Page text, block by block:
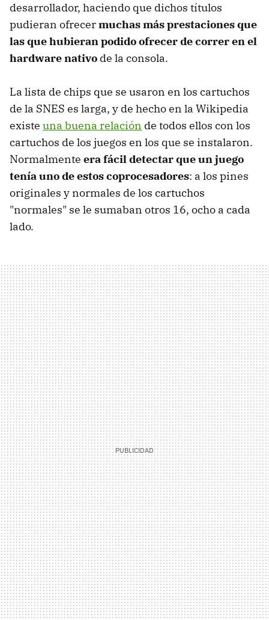
desarrollador, haciendo que dichos títulos
pudieran ofrecermuchas más prestaciones que
las que hubieran podido ofrecer de correr en el
hardware nativo de la consola.
La lista de chips que se usaron en los cartuchos
de la SNES es larga, y de hecho en la Wikipedia
existe una buena relación de todos ellos con los
cartuchos de los juegos en los que se instalaron.
Normalmente era fácil detectar que un juego
tenía uno de estos coprocesadores: a los pines
originales y normales de los cartuchos
"normales" se le sumaban otros 16, ocho a cada
lado.